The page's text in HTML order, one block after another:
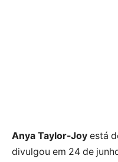
Anya Taylor-Joy está
divulgou em 24 de